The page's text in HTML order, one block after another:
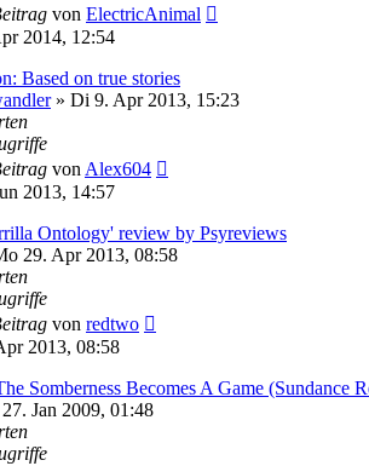
von ElectricAnimal
2014, 12:54
Based on true stories
» Di 9. Apr 2013, 15:23
von Alex604
2013, 14:57
Ontology' review by Psyreviews
29. Apr 2013, 08:58
von redtwo
2013, 08:58
Somberness Becomes A Game (Sundance
Jan 2009, 01:48